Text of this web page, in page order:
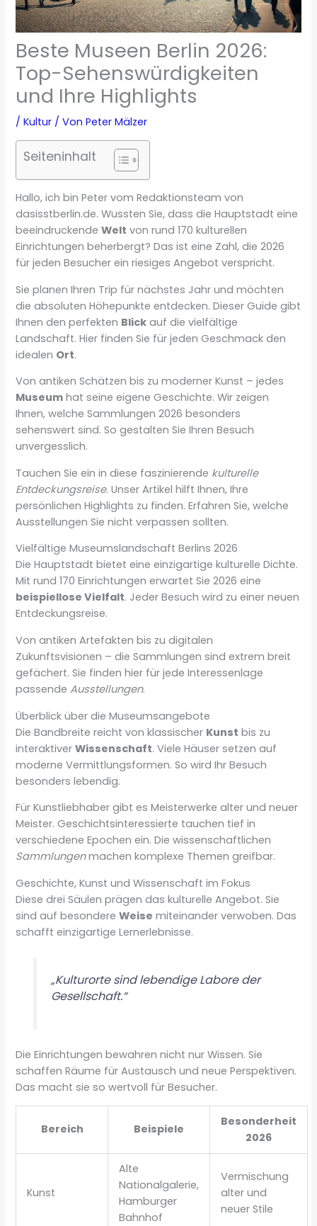
Beste Museen Berlin 2026:
Top-Sehenswürdigkeiten
und Ihre Highlights
/Kultur / VonPeter Mälzer
Seiteninhalt
Hallo, ich bin Peter vom Redaktionsteam von
dasisstberlin.de. Wussten Sie, dass die Hauptstadt eine
beeindruckendeWelt von rund 170 kulturellen
Einrichtungen beherbergt? Das ist eine Zahl, die 2026
für jeden Besucher ein riesiges Angebot verspricht.
Sie planen Ihren Trip für nächstes Jahr und möchten
die absoluten Höhepunkte entdecken. Dieser Guide gibt
Ihnen den perfekten Blick auf die vielfältige
Landschaft. Hier finden Sie für jeden Geschmack den
idealen Ort.
Von antiken Schätzen bis zu moderner Kunst – jedes
Museum hat seine eigene Geschichte. Wir zeigen
Ihnen, welche Sammlungen 2026 besonders
sehenswert sind. So gestalten Sie Ihren Besuch
unvergesslich.
Tauchen Sie ein in diese faszinierende kulturelle
Entdeckungsreise. Unser Artikel hilft Ihnen, Ihre
persönlichen Highlights zu finden. Erfahren Sie, welche
Ausstellungen Sie nicht verpassen sollten.
Vielfältige Museumslandschaft Berlins 2026
Die Hauptstadt bietet eine einzigartige kulturelle Dichte.
Mit rund 170 Einrichtungen erwartet Sie 2026 eine
beispiellose Vielfalt. Jeder Besuch wird zu einer neuen
Entdeckungsreise.
Von antiken Artefakten bis zu digitalen
Zukunftsvisionen – die Sammlungen sind extrem breit
gefächert. Sie finden hier für jede Interessenlage
passendeAusstellungen.
Überblick über die Museumsangebote
Die Bandbreite reicht von klassischer Kunst bis zu
interaktiverWissenschaft. Viele Häuser setzen auf
moderne Vermittlungsformen. So wird Ihr Besuch
besonders lebendig.
Für Kunstliebhaber gibt es Meisterwerke alter und neuer
Meister. Geschichtsinteressierte tauchen tief in
verschiedene Epochen ein. Die wissenschaftlichen
Sammlungenmachen komplexe Themen greifbar.
Geschichte, Kunst und Wissenschaft im Fokus
Diese drei Säulen prägen das kulturelle Angebot. Sie
sind auf besondereWeise miteinander verwoben. Das
schafft einzigartige Lernerlebnisse.
„Kulturorte sind lebendige Labore der
Gesellschaft.“
Die Einrichtungen bewahren nicht nur Wissen. Sie
schaffen Räume für Austausch und neue Perspektiven.
Das macht sie so wertvoll für Besucher.
Bereich Beispiele
Besonderheit
2026
Kunst
Alte
Nationalgalerie,
Hamburger
Bahnhof
Vermischung
alter und
neuer Stile